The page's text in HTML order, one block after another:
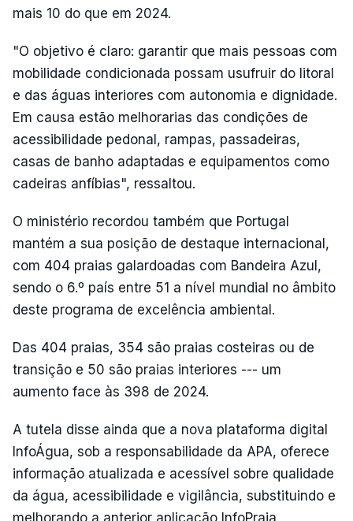
mais 10 do que em 2024.
"O objetivo é claro: garantir que mais pessoas com
mobilidade condicionada possam usufruir do litoral
e das águas interiores com autonomia e dignidade.
Em causa estão melhorarias das condições de
acessibilidade pedonal, rampas, passadeiras,
casas de banho adaptadas e equipamentos como
cadeiras anfíbias", ressaltou.
O ministério recordou também que Portugal
mantém a sua posição de destaque internacional,
com 404 praias galardoadas com Bandeira Azul,
sendo o 6.º país entre 51 a nível mundial no âmbito
deste programa de excelência ambiental.
Das 404 praias, 354 são praias costeiras ou de
transição e 50 são praias interiores --- um
aumento face às 398 de 2024.
A tutela disse ainda que a nova plataforma digital
InfoÁgua, sob a responsabilidade da APA, oferece
informação atualizada e acessível sobre qualidade
da água, acessibilidade e vigilância, substituindo e
melhorando a anterior aplicação InfoPraia.